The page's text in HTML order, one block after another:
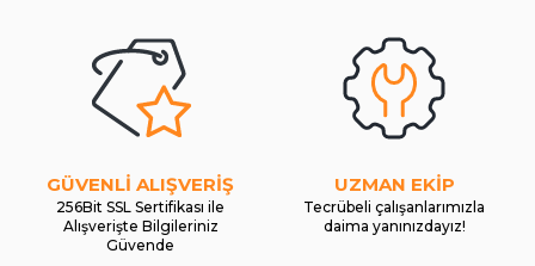
GÜVENLİ ALIŞVERİŞ
256Bit SSL Sertifikası ile
Alışverişte Bilgileriniz
Güvende
UZMAN EKİP
Tecrübeli çalışanlarımızla
daima yanınızdayız!